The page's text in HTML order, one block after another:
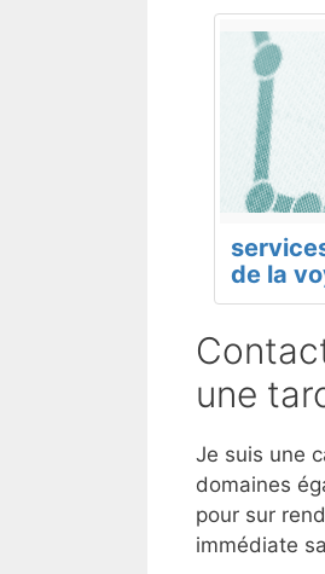
de la
une
Je suis une
domaines
pour sur
immédiate